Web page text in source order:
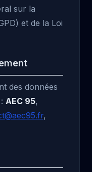
sur la
et de la Loi
des données
AEC 95,
,